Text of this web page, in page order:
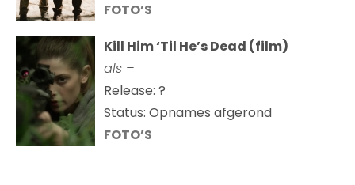
FOTO’S
Kill Him ‘Til He’s Dead (film)
als –
Release: ?
Status: Opnames afgerond
FOTO’S